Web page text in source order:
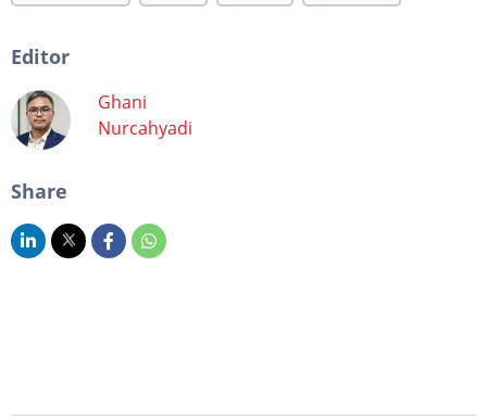
Editor
Ghani
Nurcahyadi
Share